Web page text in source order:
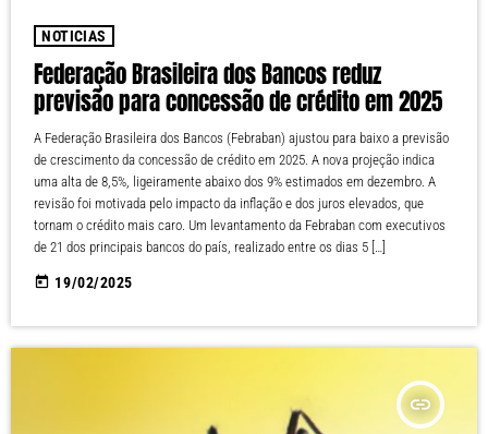
NOTICIAS
Federação Brasileira dos Bancos reduz
previsão para concessão de crédito em 2025
A Federação Brasileira dos Bancos (Febraban) ajustou para baixo a previsão
de crescimento da concessão de crédito em 2025. A nova projeção indica
uma alta de 8,5%, ligeiramente abaixo dos 9% estimados em dezembro. A
revisão foi motivada pelo impacto da inflação e dos juros elevados, que
tornam o crédito mais caro. Um levantamento da Febraban com executivos
de 21 dos principais bancos do país, realizado entre os dias 5 […]
today 19/02/2025
insert_link